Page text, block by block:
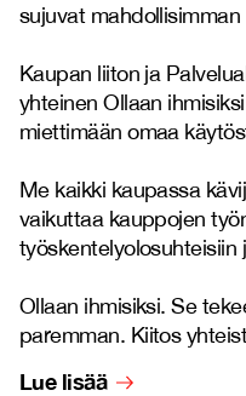
sujuvat mahdollisimman
Kaupan liiton ja
yhteinen Ollaan
miettimään omaa
Me kaikki kaupassa
vaikuttaa kauppojen
työskentelyolosuhteisiin
Ollaan ihmisiksi. Se
paremman. Kiitos
Lue lisää